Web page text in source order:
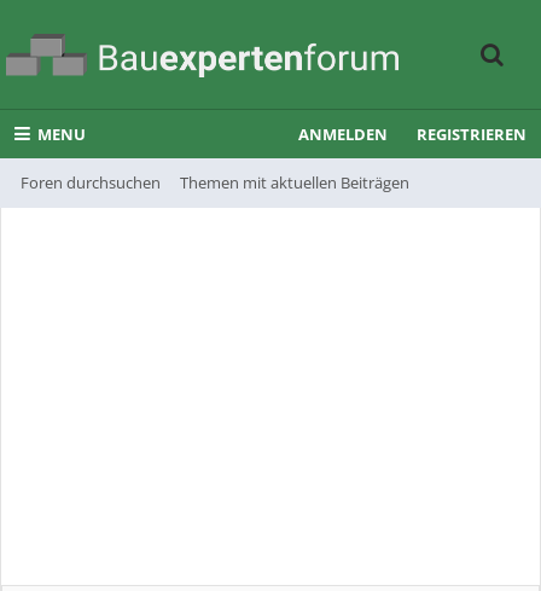
MENU
Foren durchsuchen Themen mit aktuellen Beiträgen
ANMELDEN REGISTRIEREN